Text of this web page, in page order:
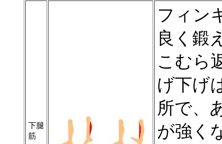
下腿
筋
フィン
良く鍛
こむら
げ下げ
所で、
が強く